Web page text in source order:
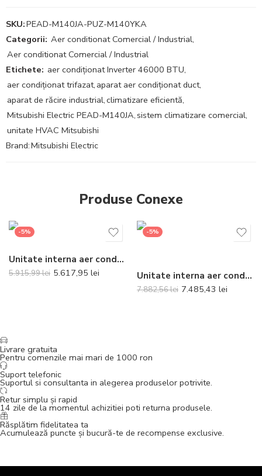
SKU:PEAD-M140JA-PUZ-M140YKA
Categorii: Aer conditionat Comercial / Industrial,
Aer conditionat Comercial / Industrial
Etichete: aer condiționat Inverter 46000 BTU,
aer condiționat trifazat, aparat aer condiționat duct,
aparat de răcire industrial,climatizare eficientă,
Mitsubishi Electric PEAD-M140JA,sistem climatizare comercial,
unitate HVAC Mitsubishi
Brand:Mitsubishi Electric
Produse Conexe
-5%
Unitate interna aer conditionat tip caseta Daikin FFA50A9 18000 BTU
5.915,99lei 5.617,95 lei
-5%
Unitate interna aer conditionat tip duct Daikin Bluevolution FDXM60F9 21000 BTU – Telecomanda inclusa
7.882,56lei 7.485,43 lei
Livrare gratuita
Pentru comenzile mai mari de 1000 ron
Suport telefonic
Suportul si consultanta in alegerea produselor potrivite.
Retur simplu și rapid
14 zile de la momentul achizitiei poti returna produsele.
Răsplătim fidelitatea ta
Acumulează puncte și bucură-te de recompense exclusive.